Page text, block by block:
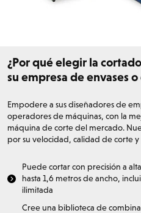
¿Por qué elegir la
su empresa de envases
Empodere a sus diseñadores de
operadores de máquinas, con la
máquina de corte del mercado.
por su velocidad, calidad de corte y
Puede cortar con precisión a
hasta 1,6 metros de ancho,
ilimitada
Cree una biblioteca de